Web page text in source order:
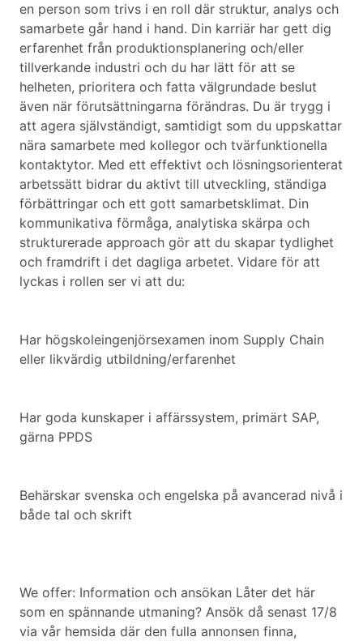
en person som trivs i en roll där struktur, analys och
samarbete går hand i hand. Din karriär har gett dig
erfarenhet från produktionsplanering och/eller
tillverkande industri och du har lätt för att se
helheten, prioritera och fatta välgrundade beslut
även när förutsättningarna förändras. Du är trygg i
att agera självständigt, samtidigt som du uppskattar
nära samarbete med kollegor och tvärfunktionella
kontaktytor. Med ett effektivt och lösningsorienterat
arbetssätt bidrar du aktivt till utveckling, ständiga
förbättringar och ett gott samarbetsklimat. Din
kommunikativa förmåga, analytiska skärpa och
strukturerade approach gör att du skapar tydlighet
och framdrift i det dagliga arbetet. Vidare för att
lyckas i rollen ser vi att du:
Har högskoleingenjörsexamen inom Supply Chain
eller likvärdig utbildning/erfarenhet
Har goda kunskaper i affärssystem, primärt SAP,
gärna PPDS
Behärskar svenska och engelska på avancerad nivå i
både tal och skrift
We offer: Information och ansökan Låter det här
som en spännande utmaning? Ansök då senast 17/8
via vår hemsida där den fulla annonsen finna,